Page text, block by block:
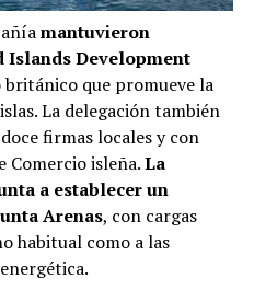
mantuvieron
Islands Development
británico que promueve la
La delegación también
firmas locales y con
Comercio isleña.La
a establecer un
Arenas, con cargas
habitual como a las